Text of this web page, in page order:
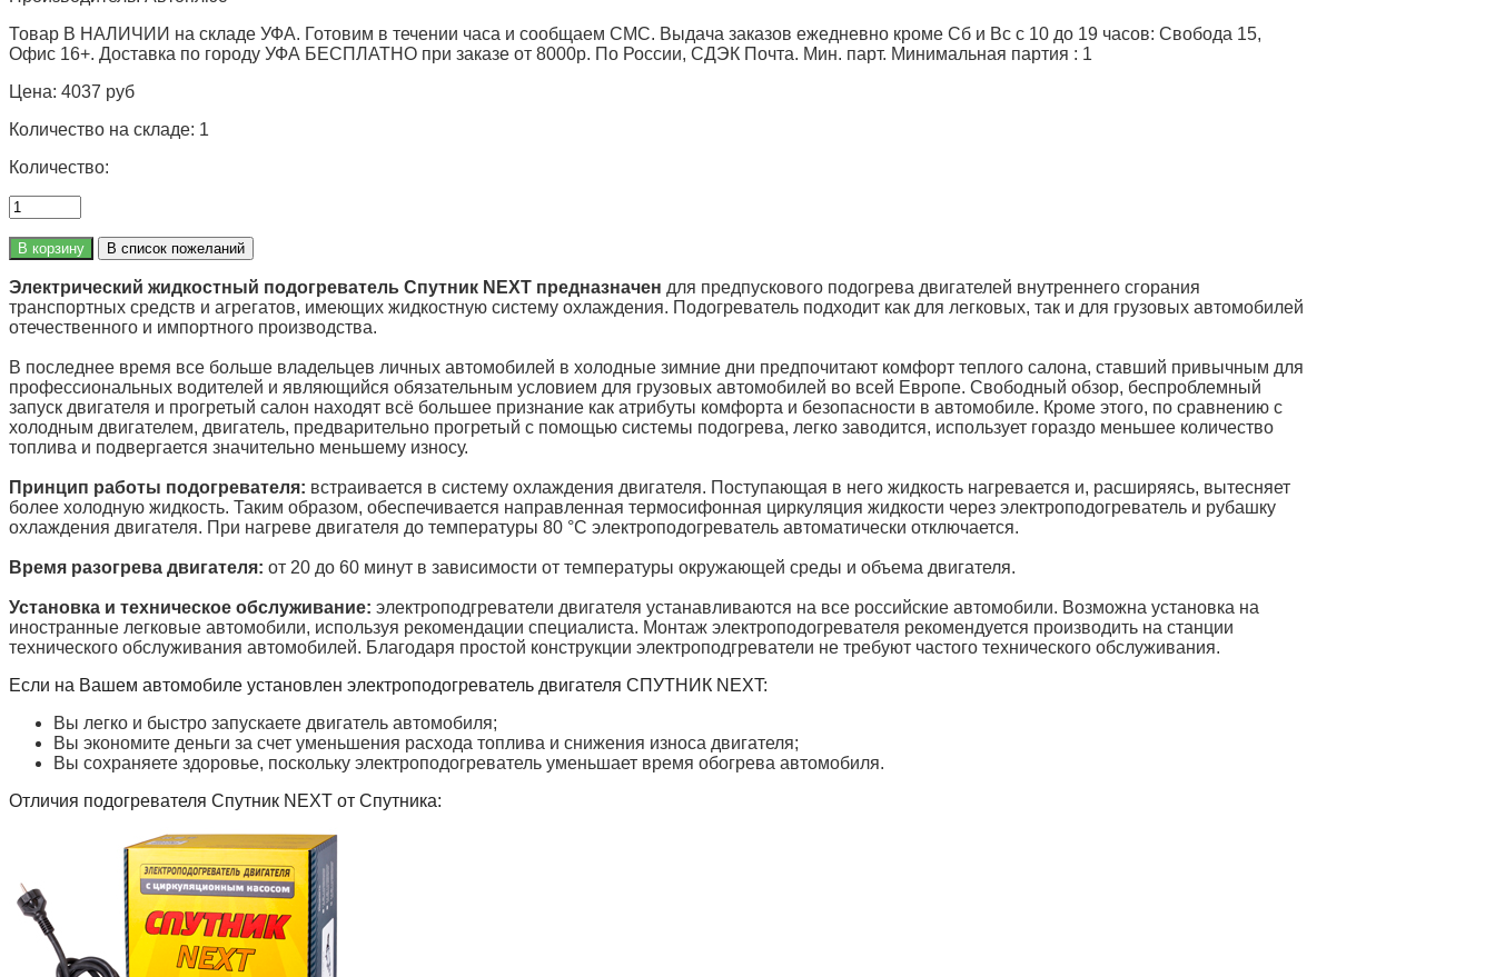
Товар В НАЛИЧИИ на складе УФА. Готовим в течении часа и сообщаем СМС. Выдача заказов ежедневно кроме Сб и Вс с 10 до 19 часов: Свобода 15,
Офис 16+. Доставка по городу УФА БЕСПЛАТНО при заказе от 8000р. По России, СДЭК Почта. Мин. парт. Минимальная партия : 1
Цена: 4037 руб
Количество на складе: 1
Количество:
Электрический жидкостный подогреватель Спутник NEXT предназначен для предпускового подогрева двигателей внутреннего сгорания
транспортных средств и агрегатов, имеющих жидкостную систему охлаждения. Подогреватель подходит как для легковых, так и для грузовых автомобилей
отечественного и импортного производства.
В последнее время все больше владельцев личных автомобилей в холодные зимние дни предпочитают комфорт теплого салона, ставший привычным для
профессиональных водителей и являющийся обязательным условием для грузовых автомобилей во всей Европе. Свободный обзор, беспроблемный
запуск двигателя и прогретый салон находят всё большее признание как атрибуты комфорта и безопасности в автомобиле. Кроме этого, по сравнению с
холодным двигателем, двигатель, предварительно прогретый с помощью системы подогрева, легко заводится, использует гораздо меньшее количество
топлива и подвергается значительно меньшему износу.
Принцип работы подогревателя: встраивается в систему охлаждения двигателя. Поступающая в него жидкость нагревается и, расширяясь, вытесняет
более холодную жидкость. Таким образом, обеспечивается направленная термосифонная циркуляция жидкости через электроподогреватель и рубашку
охлаждения двигателя. При нагреве двигателя до температуры 80 °С электроподогреватель автоматически отключается.
Время разогрева двигателя: от 20 до 60 минут в зависимости от температуры окружающей среды и объема двигателя.
Установка и техническое обслуживание: электроподгреватели двигателя устанавливаются на все российские автомобили. Возможна установка на
иностранные легковые автомобили, используя рекомендации специалиста. Монтаж электроподогревателя рекомендуется производить на станции
технического обслуживания автомобилей. Благодаря простой конструкции электроподгреватели не требуют частого технического обслуживания.
Если на Вашем автомобиле установлен электроподогреватель двигателя СПУТНИК NEXT:
Вы легко и быстро запускаете двигатель автомобиля;
Вы экономите деньги за счет уменьшения расхода топлива и снижения износа двигателя;
Вы сохраняете здоровье, поскольку электроподогреватель уменьшает время обогрева автомобиля.
Отличия подогревателя Спутник NEXT от Спутника: